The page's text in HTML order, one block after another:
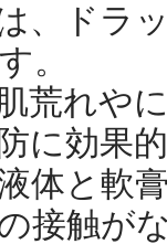
、ドラ
。
荒れや
に効果
体と軟
接触が